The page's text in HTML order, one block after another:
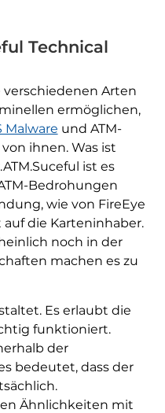
Technical
Arten
ermöglichen,
Malware und ATM-
ihnen. Was ist
ist es
Bedrohungen
wie von FireEye
die Karteninhaber.
noch in der
machen es zu
Es erlaubt die
funktioniert.
der
bedeutet, dass der
Ähnlichkeiten mit